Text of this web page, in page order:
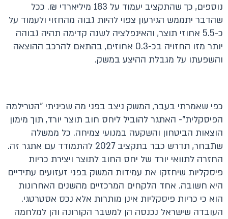
נוספים, כך שהתקציב יעמוד על 183 מיליארדי ₪. ככל
שהדבר יתממש הגירעון צפוי להיות גבוה מהחזוי ולעמוד על
כ-5.5 אחוזי תוצר, והאינפלציה לשנה קדימה תהיה גבוהה
יותר מזו החזויה בכ-0.3 אחוזים, בהתאם להרכב ההוצאה
והשפעתו על מגבלת ההיצע במשק.
כפי שאמרתי בעבר, המשק ניצב בפני מה שכיניתי "הטרילמה
הפיסקלית"- האתגר להוביל ליחס חוב תוצר יורד, תוך מימון
הוצאות הביטחון והשקעה במנועי צמיחה. כל ממשלה
שתבחר, תדרש כבר בתקציב 2027 להתמודד עם אתגר זה.
החזרה לתוואי יורד של יחס החוב לתוצר ויצירת כריות
פיסקליות שיחזקו את עמידות המשק בפני זעזועים עתידיים
היא חשובה. אחד הלקחים המרכזיים מהשנים האחרונות
הוא כי כריות פיסקליות אינן מותרות אלא נכס אסטרטגי.
העובדה שישראל נכנסה הן למשבר הקורונה והן למלחמה